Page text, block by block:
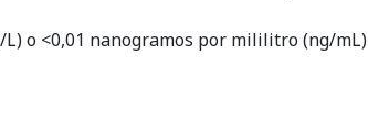
o <0,01 nanogramos por mililitro (ng/mL)